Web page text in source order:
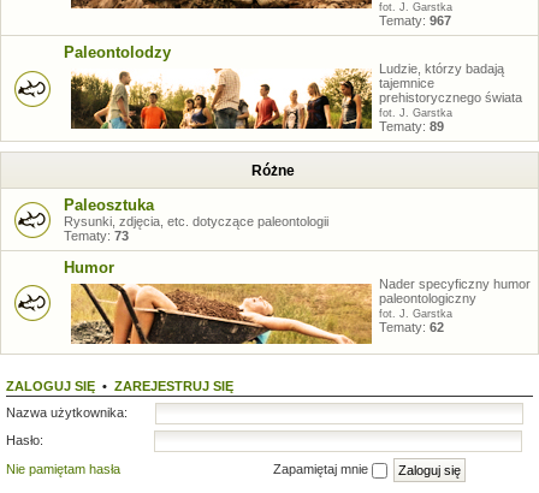
fot. J. Garstka
Tematy: 967
Paleontolodzy
Ludzie, którzy badają
tajemnice
prehistorycznego świata
fot. J. Garstka
Tematy: 89
Różne
Paleosztuka
Rysunki, zdjęcia, etc. dotyczące paleontologii
Tematy: 73
Humor
Nader specyficzny humor
paleontologiczny
fot. J. Garstka
Tematy: 62
ZALOGUJ SIĘ • ZAREJESTRUJ SIĘ
Nazwa użytkownika:
Hasło:
Nie pamiętam hasła
Zapamiętaj mnie